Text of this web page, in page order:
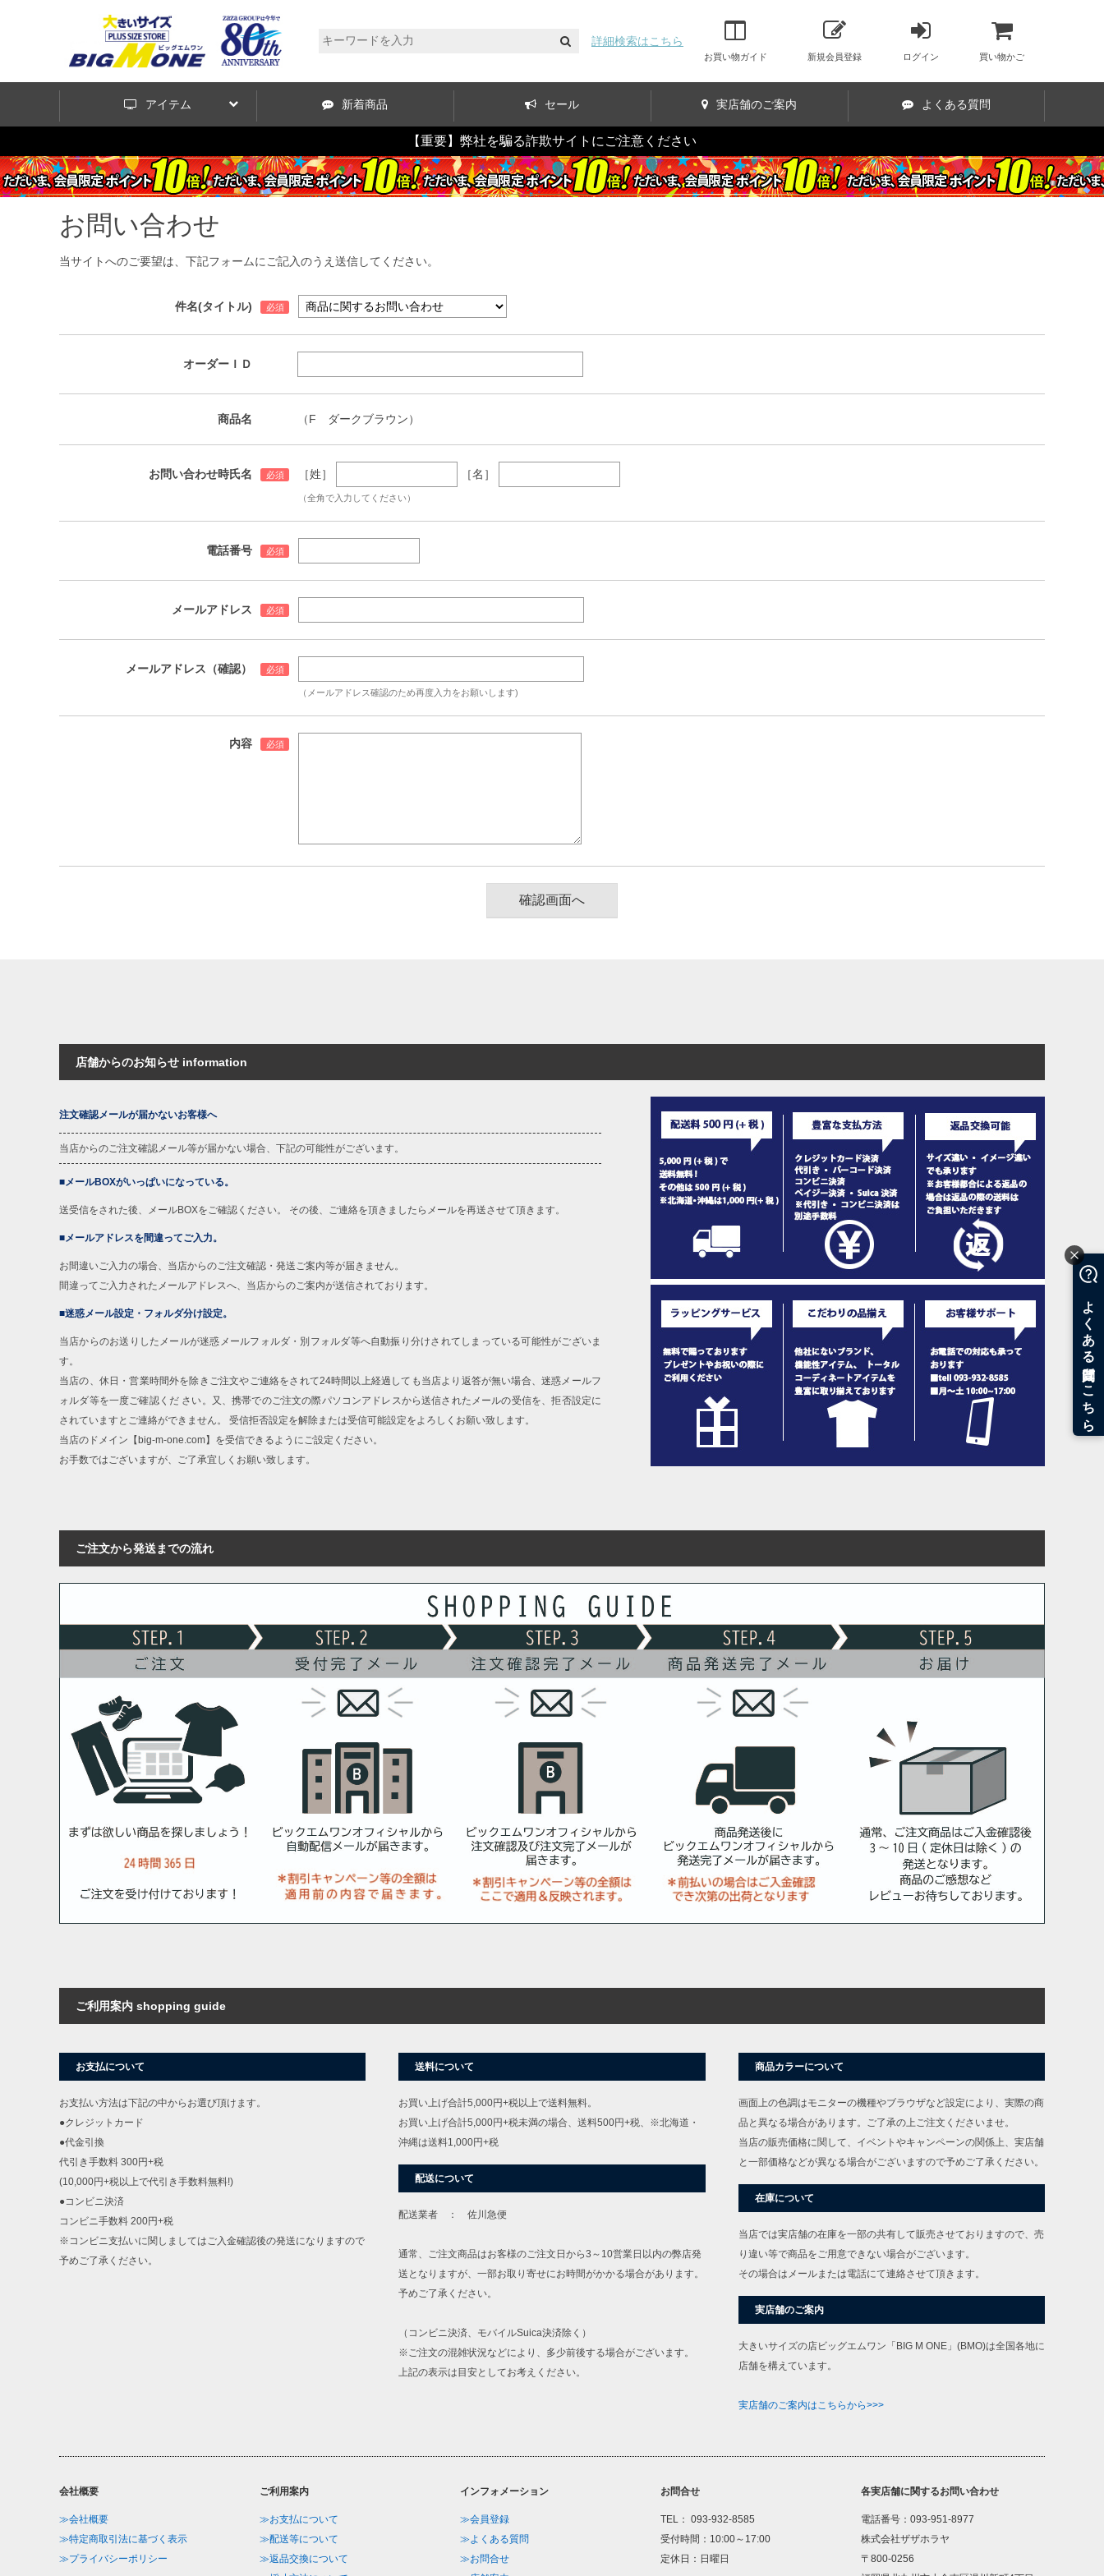
詳細検索はこちら
お買い物ガイド 新規会員登録 ログイン 買い物かご
アイテム 新着商品 セール 実店舗のご案内 よくある質問
【重要】弊社を騙る詐欺サイトにご注意ください
お問い合わせ
当サイトへのご要望は、下記フォームにご記入のうえ送信してください。
件名(タイトル)
オーダーＩＤ
商品名 （F ダークブラウン）
お問い合わせ時氏名 ［姓］ ［名］
（全角で入力してください）
電話番号
メールアドレス
メールアドレス（確認）
（メールアドレス確認のため再度入力をお願いします)
内容
店舗からのお知らせ information
注文確認メールが届かないお客様へ
当店からのご注文確認メール等が届かない場合、下記の可能性がございます。
■メールBOXがいっぱいになっている。
送受信をされた後、メールBOXをご確認ください。 その後、ご連絡を頂きましたらメールを再送させて頂きます。
■メールアドレスを間違ってご入力。
お間違いご入力の場合、当店からのご注文確認・発送ご案内等が届きません。
間違ってご入力されたメールアドレスへ、当店からのご案内が送信されております。
■迷惑メール設定・フォルダ分け設定。
当店からのお送りしたメールが迷惑メールフォルダ・別フォルダ等へ自動振り分けされてしまっている可能性がございま
す。
当店の、休日・営業時間外を除きご注文やご連絡をされて24時間以上経過しても当店より返答が無い場合、迷惑メールフ
ォルダ等を一度ご確認くだ さい。又、携帯でのご注文の際パソコンアドレスから送信されたメールの受信を、拒否設定に
されていますとご連絡ができません。 受信拒否設定を解除または受信可能設定をよろしくお願い致します。
当店のドメイン【big-m-one.com】を受信できるようにご設定ください。
お手数ではございますが、ご了承宜しくお願い致します。
ご注文から発送までの流れ
ご利用案内 shopping guide
お支払について
お支払い方法は下記の中からお選び頂けます。
●クレジットカード
●代金引換
代引き手数料 300円+税
(10,000円+税以上で代引き手数料無料!)
●コンビニ決済
コンビニ手数料 200円+税
※コンビニ支払いに関しましてはご入金確認後の発送になりますので
予めご了承ください。
送料について
お買い上げ合計5,000円+税以上で送料無料。
お買い上げ合計5,000円+税未満の場合、送料500円+税、※北海道・
沖縄は送料1,000円+税
配送について
配送業者 ： 佐川急便
通常、ご注文商品はお客様のご注文日から3～10営業日以内の弊店発
送となりますが、一部お取り寄せにお時間がかかる場合があります。
予めご了承ください。
（コンビニ決済、モバイルSuica決済除く）
※ご注文の混雑状況などにより、多少前後する場合がございます。
上記の表示は目安としてお考えください。
商品カラーについて
画面上の色調はモニターの機種やブラウザなど設定により、実際の商
品と異なる場合があります。ご了承の上ご注文くださいませ。
当店の販売価格に関して、イベントやキャンペーンの関係上、実店舗
と一部価格などが異なる場合がございますので予めご了承ください。
在庫について
当店では実店舗の在庫を一部の共有して販売させておりますので、売
り違い等で商品をご用意できない場合がございます。
その場合はメールまたは電話にて連絡させて頂きます。
実店舗のご案内
大きいサイズの店ビッグエムワン「BIG M ONE」(BMO)は全国各地に
店舗を構えています。
実店舗のご案内はこちらから>>>
会社概要
≫会社概要
≫特定商取引法に基づく表示
≫プライバシーポリシー
ご利用案内
≫お支払について
≫配送等について
≫返品交換について
インフォメーション
≫会員登録
≫よくある質問
≫お問合せ
お問合せ
TEL： 093-932-8585
受付時間：10:00～17:00
定休日：日曜日
各実店舗に関するお問い合わせ
電話番号：093-951-8977
株式会社ザザホラヤ
〒800-0256